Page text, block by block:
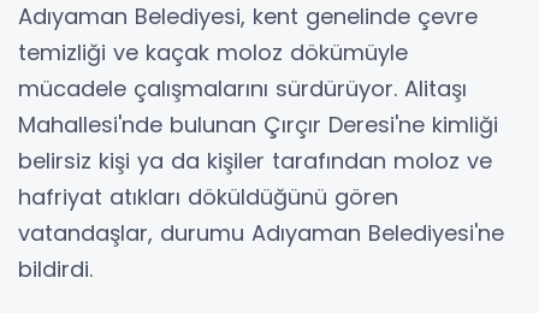
Adıyaman Belediyesi, kent genelinde çevre
temizliği ve kaçak moloz dökümüyle
mücadele çalışmalarını sürdürüyor. Alitaşı
Mahallesi'nde bulunan Çırçır Deresi'ne kimliği
belirsiz kişi ya da kişiler tarafından moloz ve
hafriyat atıkları döküldüğünü gören
vatandaşlar, durumu Adıyaman Belediyesi'ne
bildirdi.